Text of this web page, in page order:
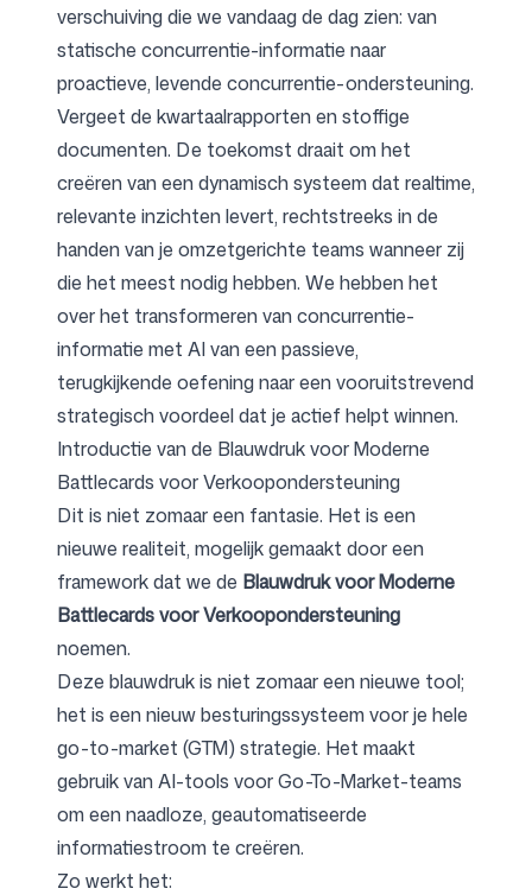
verschuiving die we vandaag de dag zien: van
statische concurrentie-informatie naar
proactieve, levende concurrentie-ondersteuning.
Vergeet de kwartaalrapporten en stoffige
documenten. De toekomst draait om het
creëren van een dynamisch systeem dat realtime,
relevante inzichten levert, rechtstreeks in de
handen van je omzetgerichte teams wanneer zij
die het meest nodig hebben. We hebben het
over het transformeren van concurrentie-
informatie met AI van een passieve,
terugkijkende oefening naar een vooruitstrevend
strategisch voordeel dat je actief helpt winnen.
Introductie van de Blauwdruk voor Moderne
Battlecards voor Verkoopondersteuning
Dit is niet zomaar een fantasie. Het is een
nieuwe realiteit, mogelijk gemaakt door een
framework dat we de Blauwdruk voor Moderne
Battlecards voor Verkoopondersteuning
noemen.
Deze blauwdruk is niet zomaar een nieuwe tool;
het is een nieuw besturingssysteem voor je hele
go-to-market (GTM) strategie. Het maakt
gebruik van AI-tools voor Go-To-Market-teams
om een naadloze, geautomatiseerde
informatiestroom te creëren.
Zo werkt het: